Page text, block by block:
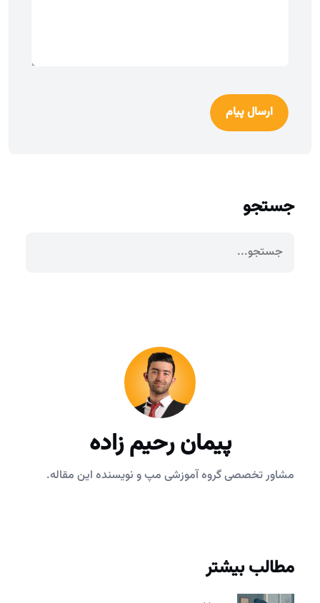
ارسال پیام
جستجو
پیمان رحیم زاده
مشاور تخصصی گروه آموزشی مپ و نویسنده این مقاله.
مطالب بیشتر